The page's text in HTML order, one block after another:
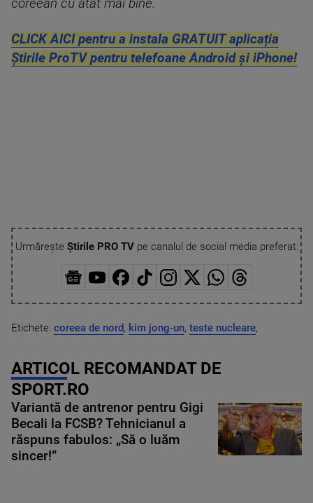
coreean cu atât mai bine.
CLICK AICI pentru a instala GRATUIT aplicația
Știrile ProTV pentru telefoane Android și iPhone!
Urmărește Știrile PRO TVpe canalul de social media preferat:
Etichete: coreea de nord, kim jong-un, teste nucleare,
ARTICOL RECOMANDAT DE
SPORT.RO
Variantă de antrenor pentru Gigi
Becali la FCSB? Tehnicianul a
răspuns fabulos: „Să o luăm
sincer!”